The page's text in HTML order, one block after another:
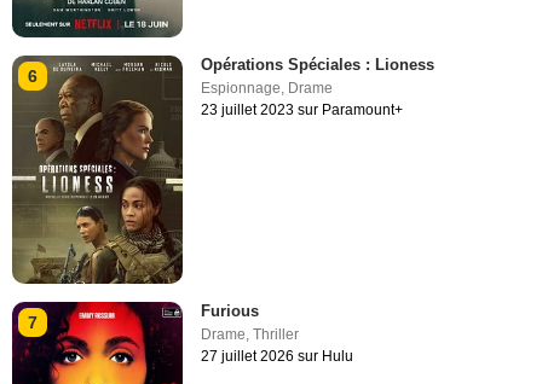
6
Opérations Spéciales : Lioness
Espionnage, Drame
23 juillet 2023 sur Paramount+
7
Furious
Drame ,Thriller
27 juillet 2026 sur Hulu